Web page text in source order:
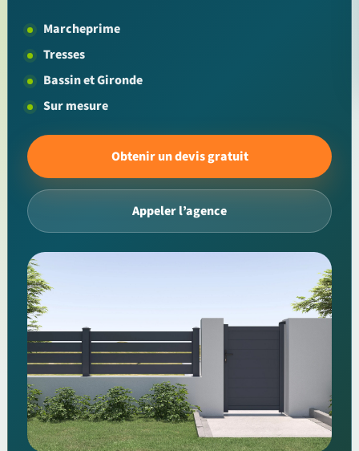
Marcheprime
Tresses
Bassin et Gironde
Sur mesure
Obtenir un devis gratuit
Appeler l’agence